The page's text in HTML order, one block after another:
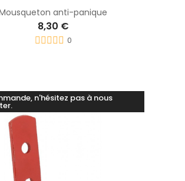
anti-panique
8,30 €
0
n'hésitez pas à nous